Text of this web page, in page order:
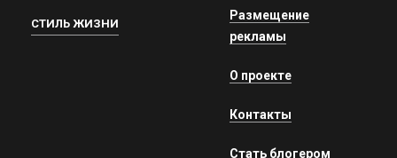
СТИЛЬ ЖИЗНИ
Размещение
рекламы
О проекте
Контакты
Стать блогером